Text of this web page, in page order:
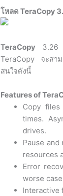
โหลด TeraCopy
TeraCopy 3.26
TeraCopy จะสา
สนใจดังนี้
Features of
Copy files
times.
drives.
Pause
resources
Error
worse
Interactive